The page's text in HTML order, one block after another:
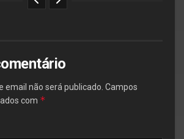
email não será publicado. Campos
com *